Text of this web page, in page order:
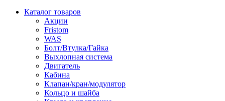
Каталог товаров
Акции
Fristom
WAS
Болт/Втулка/Гайка
Выхлопная система
Двигатель
Кабина
Клапан/кран/модулятор
Кольцо и шайба